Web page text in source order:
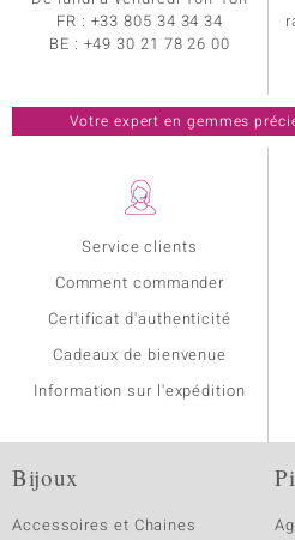
Service clients
Comment commander
Certificat d'authenticité
Cadeaux de bienvenue
Information sur l'expédition
FR : +33 805 34 34 34
BE : +49 30 21 78 26 00
Votre expert en gemmes
Bijoux
Accessoires et Chaines